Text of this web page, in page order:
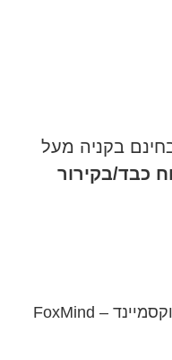
בקניה מעל
כבד/בקירור